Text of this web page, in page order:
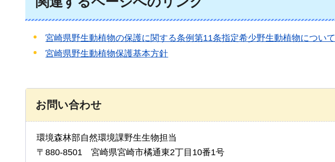
宮崎県野生動植物の保護に関する条例第11条指定希少野生動植物について
宮崎県野生動植物保護基本方針
お問い合わせ
環境森林部自然環境課野生生物担当
〒880-8501 宮崎県宮崎市橘通東2丁目10番1号